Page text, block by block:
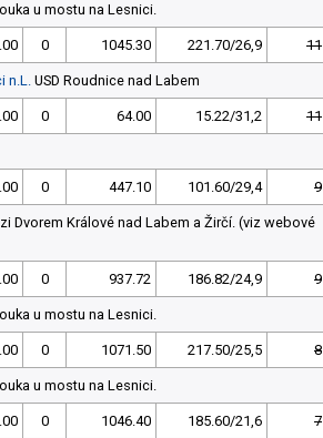
u mostu na Lesnici.
0 1045.30 221.70/26,9 11
n.L.USD Roudnice nad Labem
0 64.00 15.22/31,2 11
0 447.10 101.60/29,4 9
Dvorem Králové nad Labem a Žirčí. (viz webové
0 937.72 186.82/24,9 9
u mostu na Lesnici.
0 1071.50 217.50/25,5 8
u mostu na Lesnici.
0 1046.40 185.60/21,6 7